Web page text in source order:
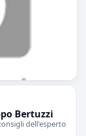
Bertuzzi
dell'esperto